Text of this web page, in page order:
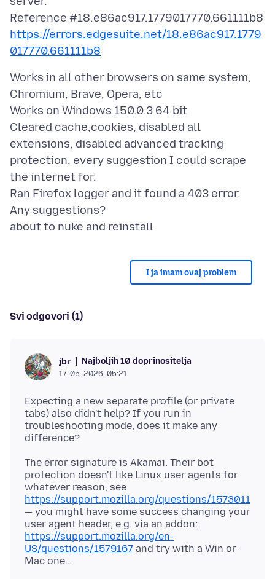
https://errors.edgesuite.net/18.e86ac917.1779
017770.661111b8
Works in all other browsers on same system,
Chromium, Brave, Opera, etc
Works on Windows 150.0.3 64 bit
Cleared cache,cookies, disabled all
extensions, disabled advanced tracking
protection, every suggestion I could scrape
the internet for.
Ran Firefox logger and it found a 403 error.
Any suggestions?
I ja imam ovaj problem
Svi odgovori (1)
jbr Najboljih 10 doprinositelja
17. 05. 2026. 05:21
Expecting a new separate profile (or private
tabs) also didn't help? If you run in
troubleshooting mode, does it make any
The error signature is Akamai. Their bot
protection doesn't like Linux user agents for
whatever reason, see
https://support.mozilla.org/questions/1573011
— you might have some success changing your
user agent header, e.g. via an addon:
https://support.mozilla.org/en-
US/questions/1579167 and try with a Win or